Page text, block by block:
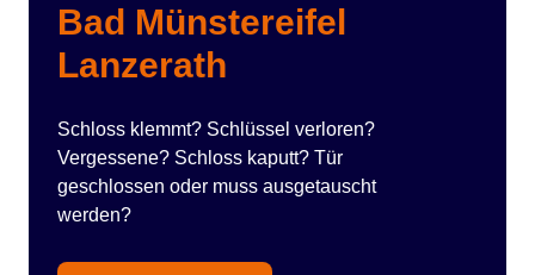
Bad Münstereifel
Lanzerath
Schloss klemmt? Schlüssel verloren?
Vergessene? Schloss kaputt? Tür
geschlossen oder muss ausgetauscht
werden?